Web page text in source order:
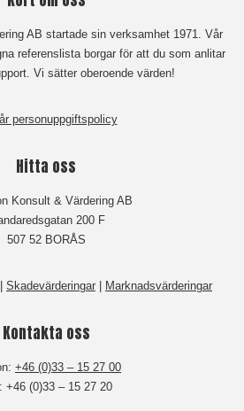
AB startade sin verksamhet 1971. Vår
referenslista borgar för att du som anlitar
Vi sätter oberoende värden!
personuppgiftspolicy
Hitta oss
Konsult & Värdering AB
200 F
507 52 BORÅS
| Skadevärderingar | Marknadsvärderingar
Kontakta oss
+46 (0)33 – 15 27 00
+46 (0)33 – 15 27 20